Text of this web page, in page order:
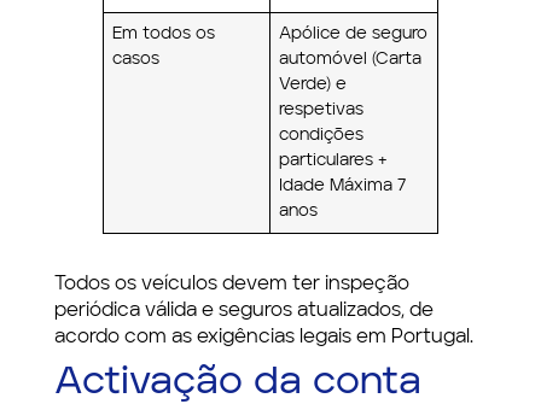
Em todos os
casos
Apólice de seguro
automóvel (Carta
Verde) e
respetivas
condições
particulares +
Idade Máxima 7
anos
Todos os veículos devem ter inspeção
periódica válida e seguros atualizados, de
acordo com as exigências legais em Portugal.
Activação da conta